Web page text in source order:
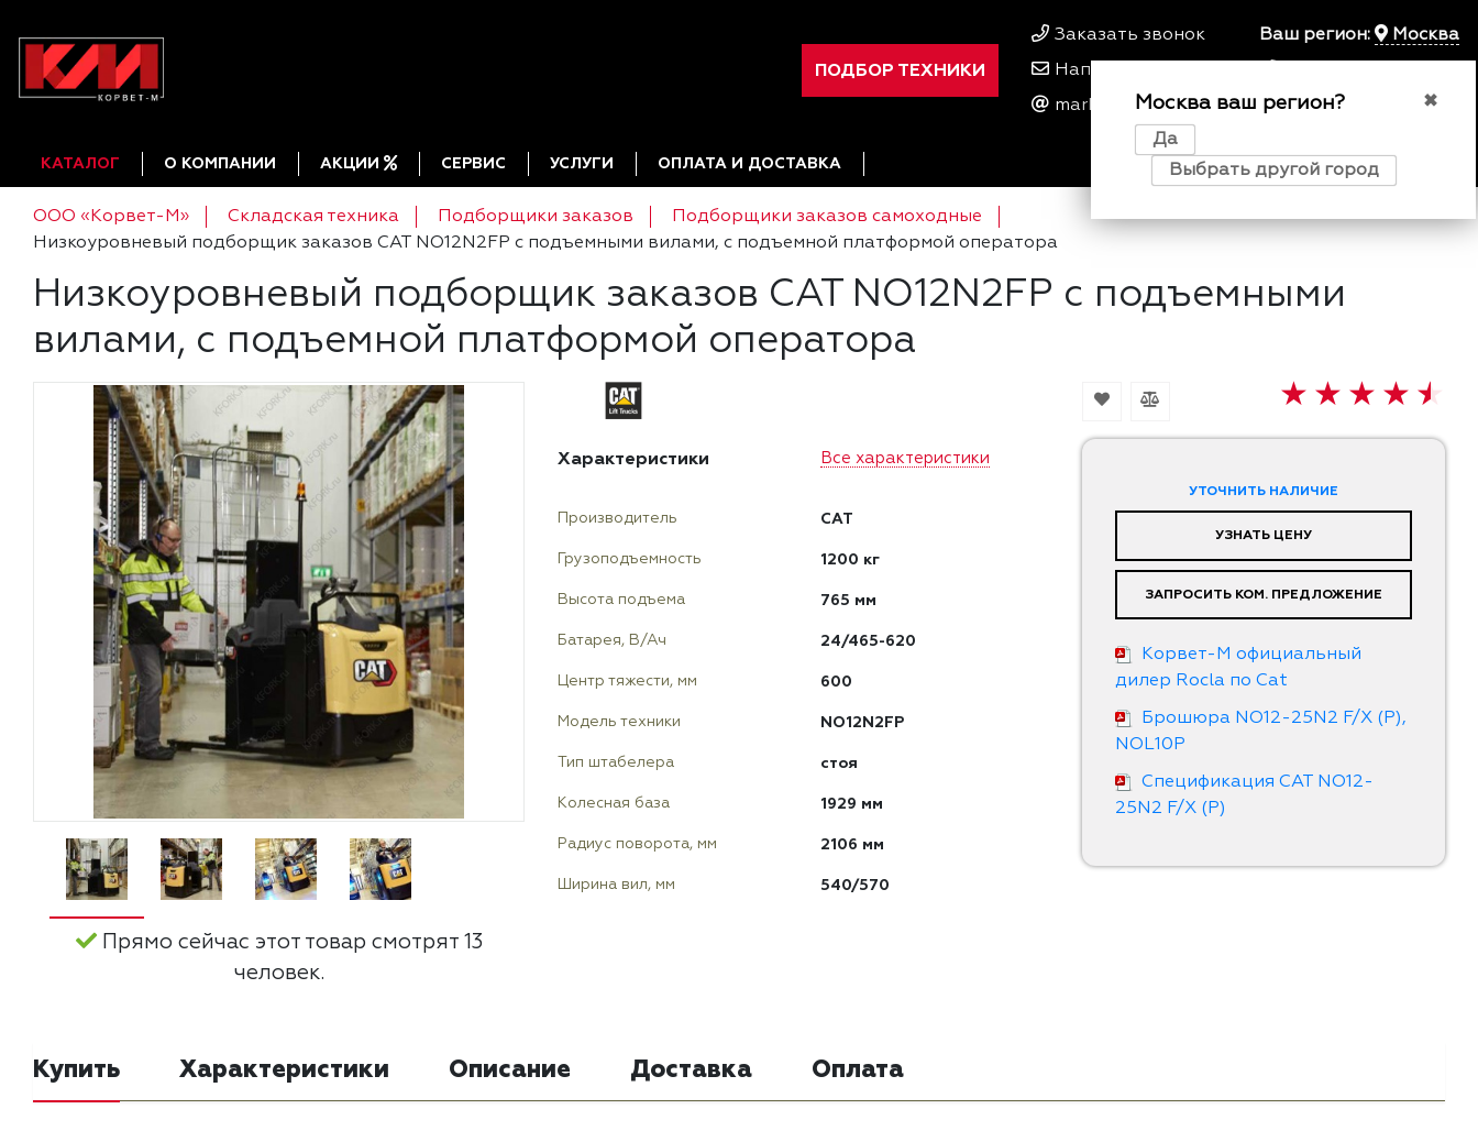
ПОДБОР ТЕХНИКИ
Заказать звонок
Написать нам
marketing@kfork.ru
Ваш регион: Москва
✖
Москва ваш регион?
Да
Выбрать другой город
Пн-Пт 9
00
КАТАЛОГ О КОМПАНИИ АКЦИИ СЕРВИС УСЛУГИ ОПЛАТА И ДОСТАВКА 0
ООО «Корвет-М» Складская техника Подборщики заказов
Подборщики заказов самоходные
Низкоуровневый подборщик заказов CAT NO12N2FP с подъемными вилами, с подъемной платформой оператора
Низкоуровневый подборщик заказов CAT NO12N2FP с подъемными
вилами, с подъемной платформой оператора
УТОЧНИТЬ НАЛИЧИЕ
УЗНАТЬ ЦЕНУ
ЗАПРОСИТЬ КОМ. ПРЕДЛОЖЕНИЕ
Корвет-М официальный
дилер Rocla по Cat
Брошюра NO12-25N2 F/X (P),
NOL10P
Спецификация CAT NO12-
25N2 F/X (P)
Прямо сейчас этот товар смотрят 13
человек.
Характеристики Все характеристики
Производитель CAT
Грузоподъемность 1200 кг
Высота подъема 765 мм
Батарея, В/Ач 24/465-620
Центр тяжести, мм 600
Модель техники NO12N2FP
Тип штабелера стоя
Колесная база 1929 мм
Радиус поворота, мм 2106 мм
Ширина вил, мм 540/570
Купить Характеристики Описание Доставка Оплата